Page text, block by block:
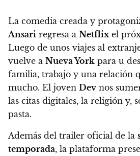
La comedia creada y
Ansari regresa a Netflix el
Luego de unos viajes al
vuelve a Nueva York para u
familia, trabajo y una relación
mucho. El joven Dev nos
las citas digitales, la religión y,
pasta.
Además del trailer oficial de la
temporada, la plataforma